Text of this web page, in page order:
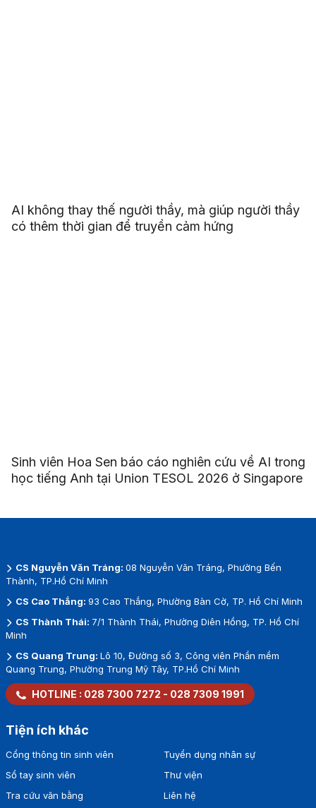
AI không thay thế người thầy, mà giúp người thầy
có thêm thời gian để truyền cảm hứng
Sinh viên Hoa Sen báo cáo nghiên cứu về AI trong
học tiếng Anh tại Union TESOL 2026 ở Singapore
CS Nguyễn Văn Tráng: 08 Nguyễn Văn Tráng, Phường Bến
Thành, TP.Hồ Chí Minh
CS Cao Thắng: 93 Cao Thắng, Phường Bàn Cờ, TP. Hồ Chí Minh
CS Thành Thái: 7/1 Thành Thái, Phường Diên Hồng, TP. Hồ Chí
Minh
CS Quang Trung: Lô 10, Đường số 3, Công viên Phần mềm
Quang Trung, Phường Trung Mỹ Tây, TP.Hồ Chí Minh
HOTLINE : 028 7300 7272 - 028 7309 1991
Tiện ích khác
Cổng thông tin sinh viên
Sổ tay sinh viên
Tra cứu văn bằng
Tuyển dụng nhân sự
Thư viện
Liên hệ